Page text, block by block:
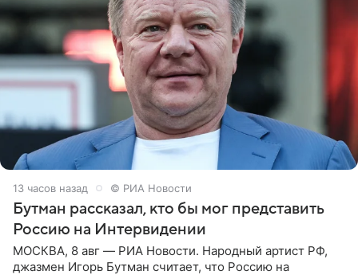
13 часов назад © РИА Новости
Бутман рассказал, кто бы мог представить
Россию на Интервидении
МОСКВА, 8 авг — РИА Новости. Народный артист РФ,
джазмен Игорь Бутман считает, что Россию на